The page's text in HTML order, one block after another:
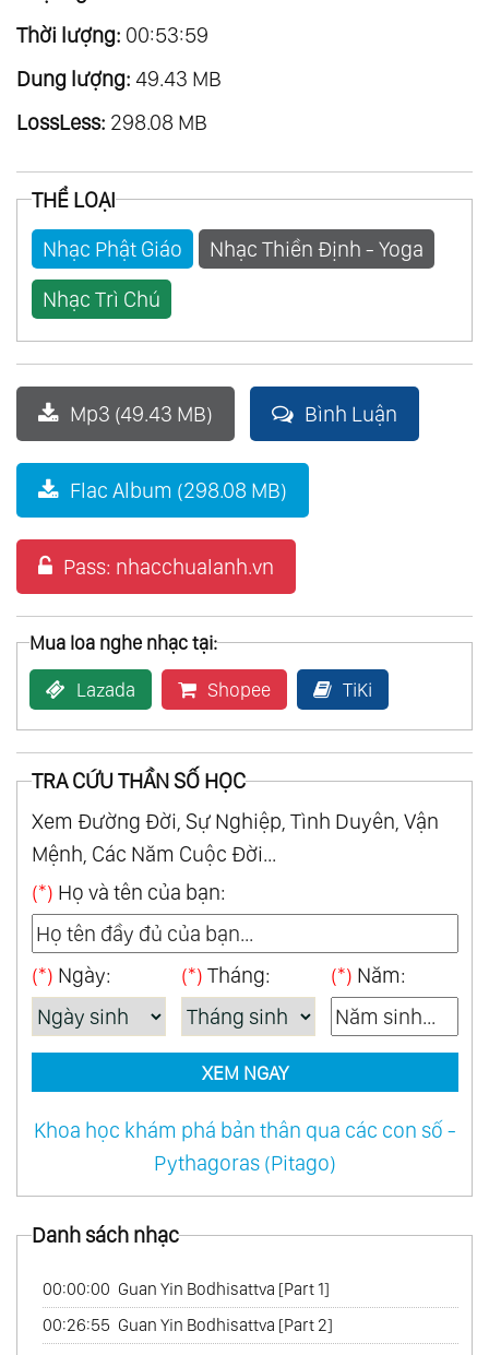
Thời lượng: 00:53:59
Dung lượng: 49.43 MB
LossLess: 298.08 MB
THỂ LOẠI
Nhạc Phật Giáo
Nhạc Thiền Định - Yoga
Nhạc Trì Chú
Mp3 (49.43 MB) Bình Luận
Flac Album (298.08 MB)
Pass: nhacchualanh.vn
Mua loa nghe nhạc tại:
Lazada Shopee TiKi
TRA CỨU THẦN SỐ HỌC
Xem Đường Đời, Sự Nghiệp, Tình Duyên, Vận
Mệnh, Các Năm Cuộc Đời...
(*) Họ và tên của bạn:
(*) Ngày: (*) Tháng: (*) Năm:
XEM NGAY
Khoa học khám phá bản thân qua các con số -
Pythagoras (Pitago)
Danh sách nhạc
00:00:00 Guan Yin Bodhisattva [Part 1]
00:26:55 Guan Yin Bodhisattva [Part 2]